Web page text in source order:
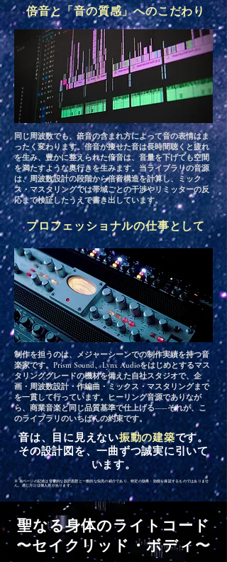
◆倍音と「音の質感」へのこだわり
同じ周波数でも、倍音の含まれ方によって音の表情はま
ったく変わります。倍音が痩せた音は長時間聴くと疲れ
を生み、豊かに整えられた倍音は、音量を下げても空間
を満たすような奥行きを生みます。当ライブラリの音源
は、周波数設計の段階から倍音構造を計算し、ミック
ス・マスタリングでは帯域ごとの干渉やリミッターの反
応まで検証したうえで書き出しています。
◆プロフェッショナルの仕事として
制作を担うのは、メジャーシーンでの制作実績を持つ音
楽家です。Prism Sound、Lynx Audioをはじめとするマス
タリンググレードの機材を備えた自社スタジオで、企
画・周波数設計・作編曲・ミックス・マスタリングまで
を一貫して行っています。ヒーリング音源でありなが
ら、商業音楽と同じ品質基準で仕上げる——それが、こ
のライブラリのいちばんの約束です。
音は、目に見えない振動の建築です。
その設計図を、一曲ずつ誠実に引いて
います。
※ 本ページの記述は音響的な設計思想と一般的な知見の紹介であり、特定の効果・効能を保証するものではありませ
ん。感じ方には個人差があります。
聖なる身体のライトコード
〜セイクリッド・ボディ〜